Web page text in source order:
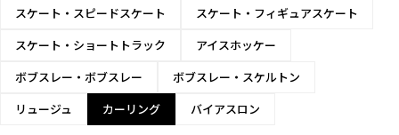
スケート・スピードスケート
スケート・フィギュアスケート
スケート・ショートトラック
アイスホッケー
ボブスレー・ボブスレー
ボブスレー・スケルトン
リュージュ
カーリング バイアスロン